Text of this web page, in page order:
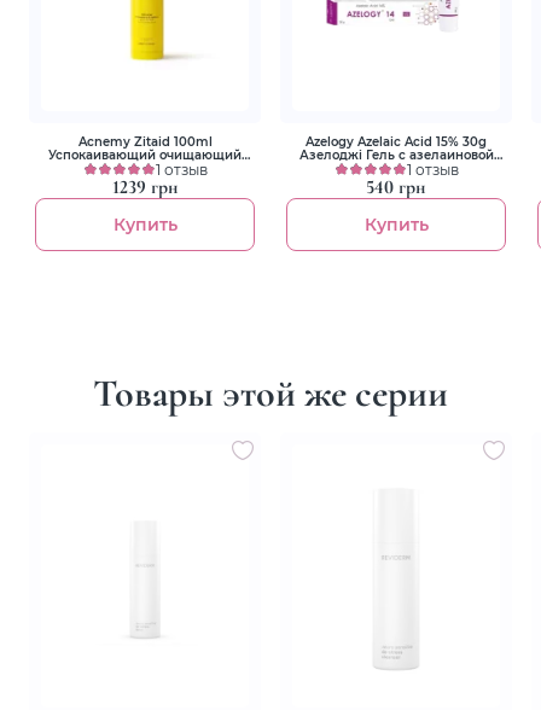
Acnemy Zitaid 100ml
Успокаивающий очищающий
тоник1 отзыв
1239 грн
Купить
Azelogy Azelaic Acid 15% 30g
Азелоджі Гель с азелаиновой
кислотой 15%
1 отзыв
540 грн
Купить
Товары этой же серии